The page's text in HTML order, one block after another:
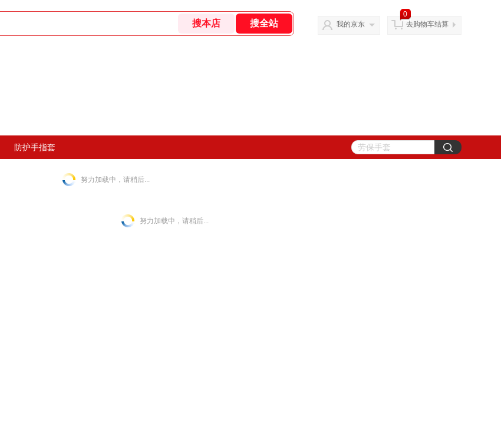
我的京东
0
去购物车结算
防护手指套
努力加载中，请稍后...
努力加载中，请稍后...